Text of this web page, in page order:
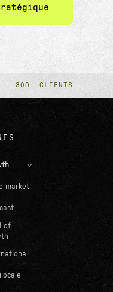
300+ CLIENTS
market
of